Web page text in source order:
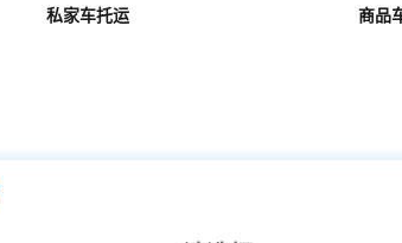
私家车托运 商品